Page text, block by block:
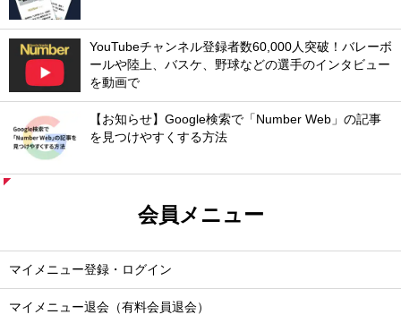
YouTubeチャンネル登録者数60,000人突破！バレーボ
ールや陸上、バスケ、野球などの選手のインタビュー
を動画で
【お知らせ】Google検索で「Number Web」の記事
を見つけやすくする方法
会員メニュー
マイメニュー登録・ログイン
マイメニュー退会（有料会員退会）